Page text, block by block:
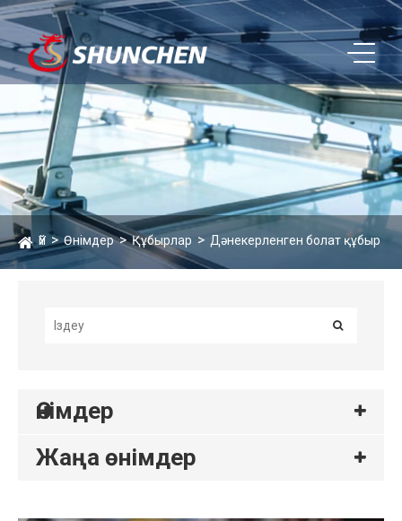
Үй Өнімдер Құбырлар Дәнекерленген болат құбыр
Өнімдер
Жаңа өнімдер